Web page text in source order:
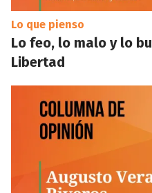
Lo que pienso
Lo feo, lo malo y lo
Libertad